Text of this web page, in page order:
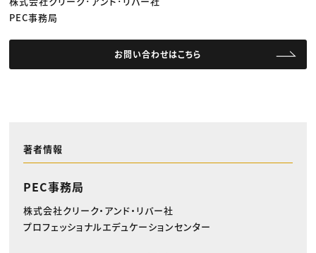
PEC事務局
お問い合わせはこちら
著者情報
PEC事務局
株式会社クリーク・アンド・リバー社
プロフェッショナルエデュケーションセンター